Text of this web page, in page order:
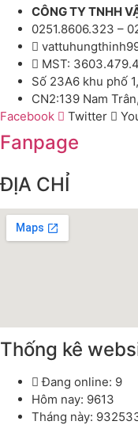
CÔNG TY TNHH
0251.8606.323 –
MST:
Số 23A6 khu phố
CN2:139 Nam
Facebook
Twitter
Fanpage
ĐỊA CHỈ
Thống kê
Đang online: 9
Hôm nay: 9613
Tháng này: